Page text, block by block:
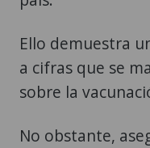
Ello demuestra
a cifras que se
sobre la
No obstante,